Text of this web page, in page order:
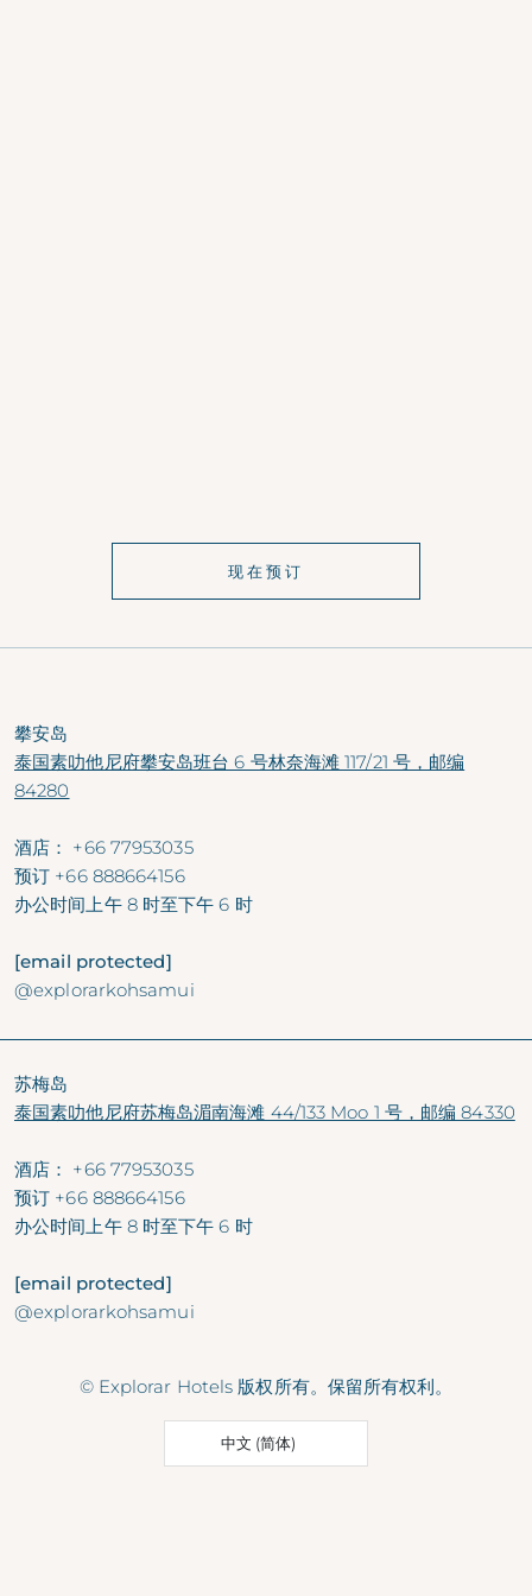
现在预订
攀安岛
泰国素叻他尼府攀安岛班台 6 号林奈海滩 117/21 号，邮编
84280
酒店： +66 77953035
预订 +66 888664156
办公时间上午 8 时至下午 6 时
[email protected]
@explorarkohsamui
苏梅岛
泰国素叻他尼府苏梅岛湄南海滩 44/133 Moo 1 号，邮编 84330
酒店： +66 77953035
预订 +66 888664156
办公时间 上午 8 时至下午 6 时
[email protected]
@explorarkohsamui
© Explorar Hotels 版权所有。保留所有权利。
中文 (简体)